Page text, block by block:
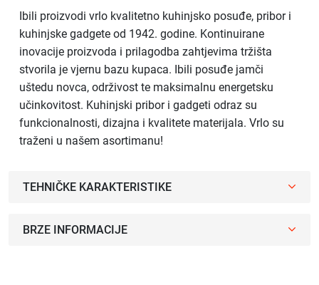
Ibili proizvodi vrlo kvalitetno kuhinjsko posuđe, pribor i
kuhinjske gadgete od 1942. godine. Kontinuirane
inovacije proizvoda i prilagodba zahtjevima tržišta
stvorila je vjernu bazu kupaca. Ibili posuđe jamči
uštedu novca, održivost te maksimalnu energetsku
učinkovitost. Kuhinjski pribor i gadgeti odraz su
funkcionalnosti, dizajna i kvalitete materijala. Vrlo su
traženi u našem asortimanu!
TEHNIČKE KARAKTERISTIKE
BRZE INFORMACIJE